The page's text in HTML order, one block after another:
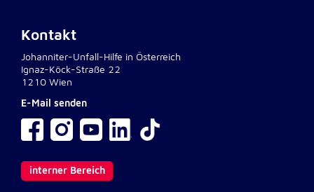
Kontakt
Johanniter-Unfall-Hilfe in Österreich
Ignaz-Köck-Straße 22
1210 Wien
E-Mail senden
interner Bereich